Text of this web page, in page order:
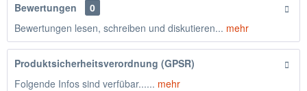
Bewertungen
0
Bewertungen lesen, schreiben und diskutieren... mehr
Produktsicherheitsverordnung (GPSR)
Folgende Infos sind verfübar...... mehr